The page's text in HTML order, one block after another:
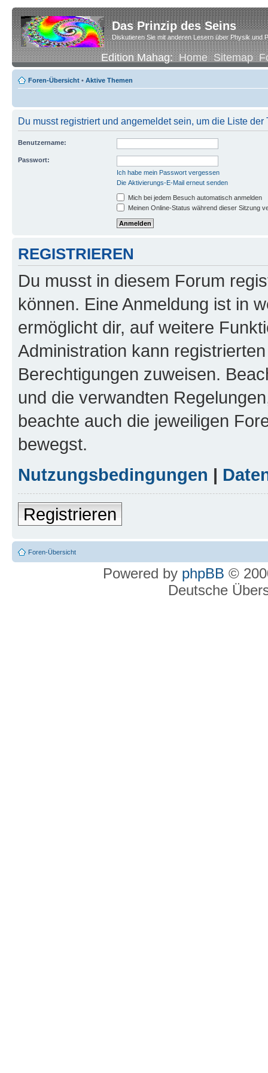
Das Prinzip des Seins
Diskutieren Sie mit anderen Lesern über Physik und
Edition Mahag:Home Sitemap
Foren-Übersicht • Aktive Themen
Du musst registriert und angemeldet sein, um die Liste
Benutzername:
Passwort:
Ich habe mein Passwort vergessen
Die Aktivierungs-E-Mail erneut senden
Mich bei jedem Besuch automatisch anmelden
Meinen Online-Status während dieser Sitzung
REGISTRIEREN
Du musst in diesem Forum
können. Eine Anmeldung ist in
ermöglicht dir, auf weitere
Administration kann
Berechtigungen zuweisen.
und die verwandten
beachte auch die jeweiligen
bewegst.
Nutzungsbedingungen |
Registrieren
Foren-Übersicht
Powered by phpBB ©
Deutsche